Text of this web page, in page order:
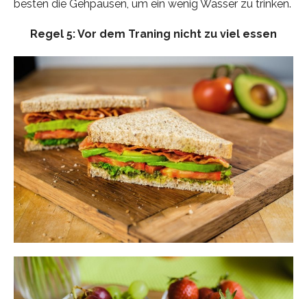
besten die Gehpausen, um ein wenig Wasser zu trinken.
Regel 5: Vor dem Traning nicht zu viel essen